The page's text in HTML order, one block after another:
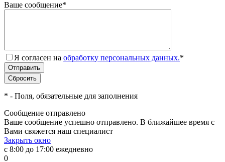
Ваше сообщение*
Я согласен на обработку персональных данных.*
* - Поля, обязательные для заполнения
Сообщение отправлено
Ваше сообщение успешно отправлено. В ближайшее время с
Вами свяжется наш специалист
Закрыть окно
с 8:00 до 17:00 ежедневно
0